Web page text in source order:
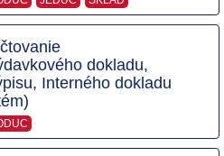
dokladu,
Interného dokladu